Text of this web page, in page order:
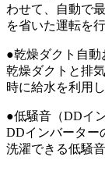
わせて、自動で
を省いた運転を行
●乾燥ダクト自動
乾燥ダクトと排
時に給水を利用
●低騒音（DDイ
DDインバーター
洗濯できる低騒